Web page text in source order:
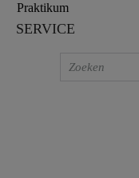
Praktikum
SERVICE